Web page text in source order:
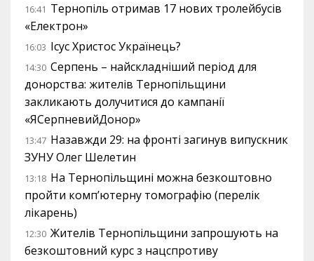
16:41 Тернопіль отримав 17 нових тролейбусів
«Електрон»
16:03 Ісус Христос Українець?
14:30 Серпень – найскладніший період для
донорства: жителів Тернопільщини
закликають долучитися до кампанії
«ЯСерпневийДонор»
13:47 Назавжди 29: на фронті загинув випускник
ЗУНУ Олег Шелетин
13:18 На Тернопільщині можна безкоштовно
пройти комп’ютерну томографію (перелік
лікарень)
12:30 Жителів Тернопільщини запрошують на
безкоштовний курс з нацспротиву